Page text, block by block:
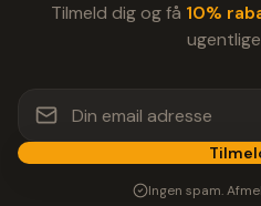
Tilmeld dig og få 10%
Ingen spam.